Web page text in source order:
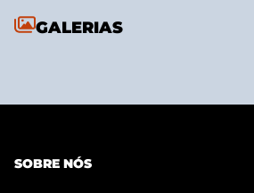
GALERIAS
SOBRE NÓS